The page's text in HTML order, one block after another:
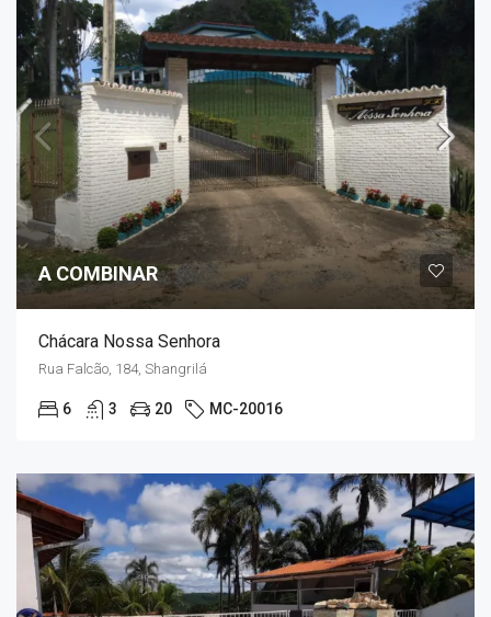
A COMBINAR
Chácara Nossa Senhora
Rua Falcão, 184, Shangrilá
6 3 20 MC-20016